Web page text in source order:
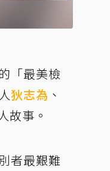
「最美檢
狄志為 、
故事。
者最艱難